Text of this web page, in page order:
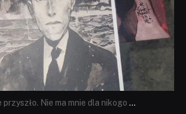
przyszło. Nie ma mnie dla nikogo ...